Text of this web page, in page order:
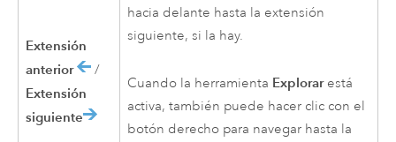
Extensión
anterior
/
Extensión
siguiente
hacia delante hasta la extensión
siguiente, si la hay.
Cuando la herramienta Explorarestá
activa, también puede hacer clic con el
botón derecho para navegar hasta la